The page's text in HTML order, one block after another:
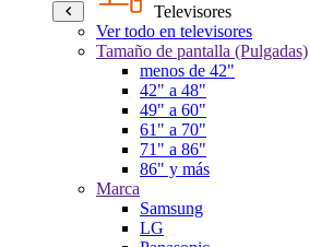
Televisores
Ver todo en televisores
Tamaño de pantalla (Pulgadas)
menos de 42"
42" a 48"
49" a 60"
61" a 70"
71" a 86"
86" y más
Marca
Samsung
LG